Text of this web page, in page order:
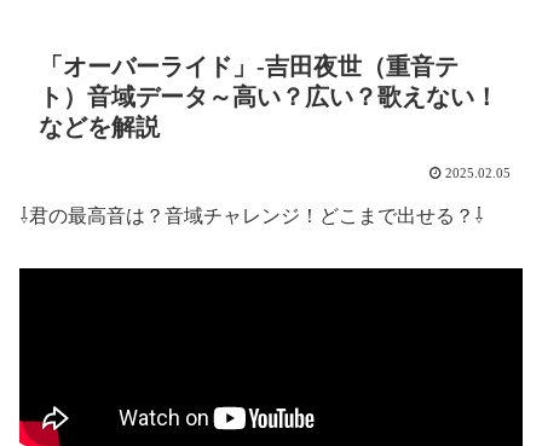
「オーバーライド」-吉田夜世（重音テ
ト）音域データ～高い？広い？歌えない！
などを解説
2025.02.05
⇩君の最高音は？音域チャレンジ！どこまで出せる？⇩